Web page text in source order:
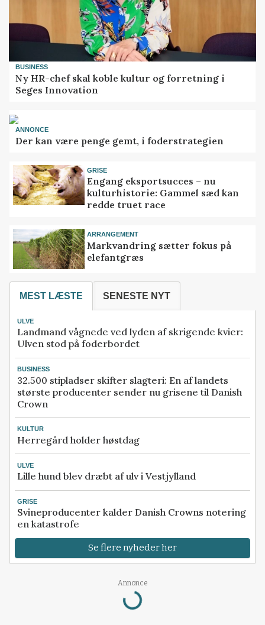
BUSINESS
Ny HR-chef skal koble kultur og forretning i
Seges Innovation
ANNONCE
Der kan være penge gemt, i foderstrategien
GRISE
Engang eksportsucces – nu
kulturhistorie: Gammel sæd kan
redde truet race
ARRANGEMENT
Markvandring sætter fokus på
elefantgræs
MEST LÆSTE SENESTE NYT
ULVE
Landmand vågnede ved lyden af skrigende kvier:
Ulven stod på foderbordet
BUSINESS
32.500 stipladser skifter slagteri: En af landets
største producenter sender nu grisene til Danish
Crown
KULTUR
Herregård holder høstdag
ULVE
Lille hund blev dræbt af ulv i Vestjylland
GRISE
Svineproducenter kalder Danish Crowns notering
en katastrofe
Se flere nyheder her
Annonce
Loading...